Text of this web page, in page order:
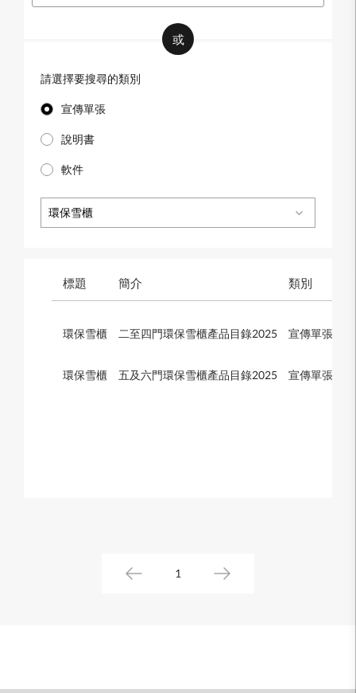
請選擇要搜尋的類別
宣傳單張
說明書
軟件
環保雪櫃
或
標題 簡介 類別
環保雪櫃 二至四門環保雪櫃產品目錄2025 宣傳單張
環保雪櫃 五及六門環保雪櫃產品目錄2025 宣傳單張
1